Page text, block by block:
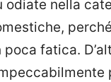
odiate nella
fatica.